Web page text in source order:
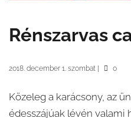
Rénszarvas
2018. december 1. szombat 0
Közeleg a karácsony, az
édesszájúak lévén valami